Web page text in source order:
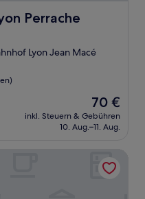
Perrache
Lyon Jean Macé
Der
Preis
beträgt
70 €
inkl. Steuern & Gebühren
10. Aug.–11. Aug.